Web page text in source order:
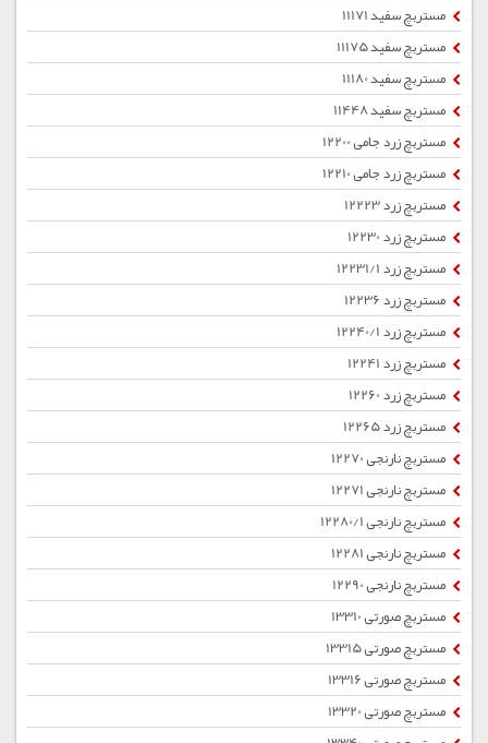
مستربچ سفید 11171
مستربچ سفید 11175
مستربچ سفید 11180
مستربچ سفید 11448
مستربچ زرد جامی 12200
مستربچ زرد جامی 12210
مستربچ زرد 12223
مستربچ زرد 12230
مستربچ زرد 12231/1
مستربچ زرد 12236
مستربچ زرد 12240/1
مستربچ زرد 12241
مستربچ زرد 12260
مستربچ زرد 12265
مستربچ نارنجی 12270
مستربچ نارنجی 12271
مستربچ نارنجی 12280/1
مستربچ نارنجی 12281
مستربچ نارنجی 12290
مستربچ صورتی 13310
مستربچ صورتی 13315
مستربچ صورتی 13316
مستربچ صورتی 13320